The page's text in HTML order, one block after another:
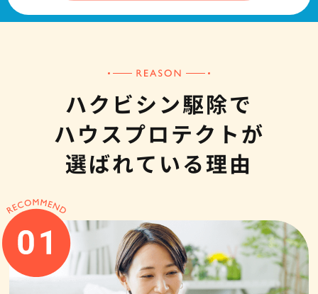
ハクビシン駆除で
ハウスプロテクトが
選ばれている理由